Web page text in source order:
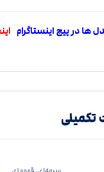
ها در پیج اینستاگرام